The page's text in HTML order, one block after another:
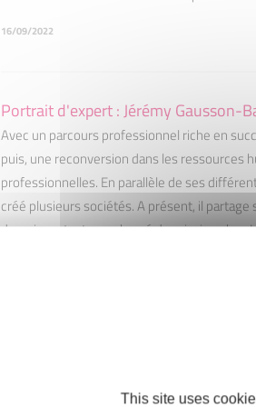
16/09/2022
Portrait d'expert : Jérémy Gausson-
Avec un parcours professionnel riche en
puis, une reconversion dans les ressources
professionnelles. En parallèle de ses
créé plusieurs sociétés. A présent, il
demain en tant que chargé de mission chez
à l’emploi, c’est en 2022, que Muriel
This site uses